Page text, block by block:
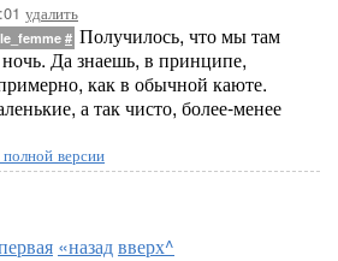
удалить
# Получилось, что мы там
Да знаешь, в принципе,
как в обычной каюте.
а так чисто, более-менее
версии
«назадвверх^